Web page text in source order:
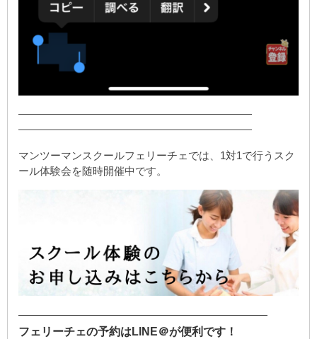
——————————————————————
——————————————————————
マンツーマンスクールフェリーチェでは、1対1で行うスク
ール体験会を随時開催中です。
——————————————————————
フェリーチェの予約はLINE＠が便利です！